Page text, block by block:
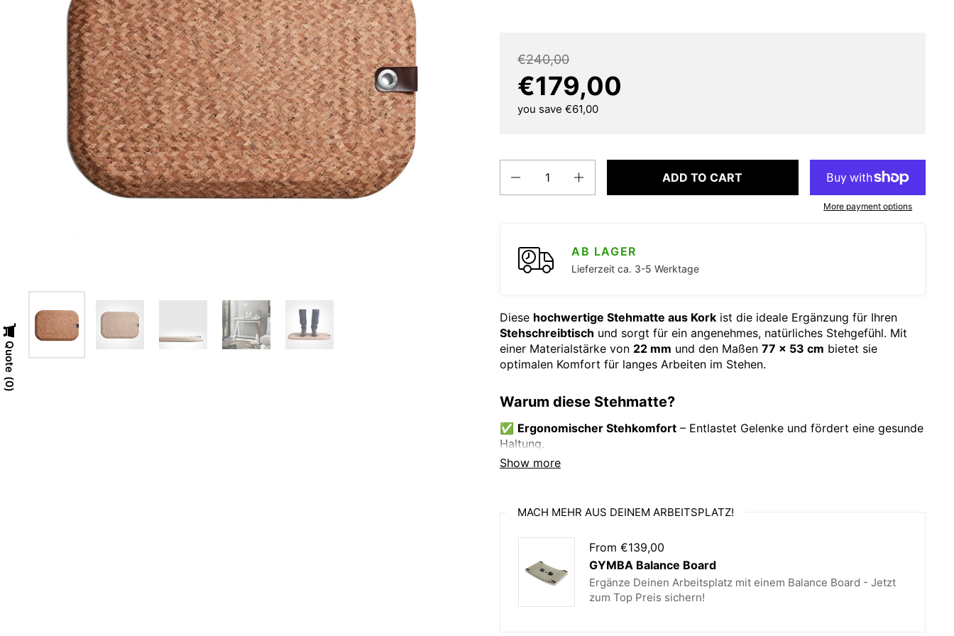
€179,00
€240,00
you save €61,00
ADD TO CART
More payment options
AB LAGER
Lieferzeit ca. 3-5 Werktage
Show more
Diese hochwertige Stehmatte aus Kork ist die ideale Ergänzung für Ihren
Stehschreibtisch und sorgt für ein angenehmes, natürliches Stehgefühl. Mit
einer Materialstärke von 22 mm und den Maßen 77 x 53 cm bietet sie
optimalen Komfort für langes Arbeiten im Stehen.
Warum diese Stehmatte?
✅ Ergonomischer Stehkomfort – Entlastet Gelenke und fördert eine gesunde
Haltung.
✅Nachhaltiges Naturmaterial
Kanten gegen Stolpern.
und Empfangsbereiche.
Pflegeleicht & praktisch– Dank Metallöse einfach aufzuhängen und leicht
zu reinigen.
Natürlich, nachhaltig & langlebig
MACH MEHR AUS DEINEM ARBEITSPLATZ!
From €139,00
GYMBA Balance Board
Ergänze Deinen Arbeitsplatz mit einem Balance Board - Jetzt
zum Top Preis sichern!
Quote
0